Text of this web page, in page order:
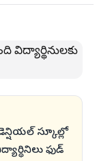
స్కూల్లో
ఫుడ్